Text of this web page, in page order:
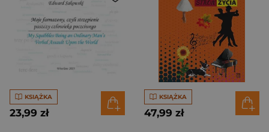
KSIĄŻKA
23,99 zł
KSIĄŻKA
47,99 zł